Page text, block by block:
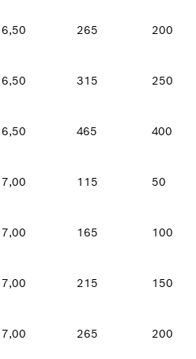
6,50 265 200
6,50 315 250
6,50 465 400
7,00 115 50
7,00 165 100
7,00 215 150
7,00 265 200